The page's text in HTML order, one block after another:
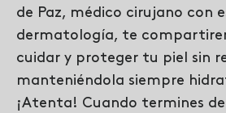
de Paz, médico cirujano con
dermatología, te
cuidar y proteger tu piel sin
manteniéndola siempre
¡Atenta! Cuando termines